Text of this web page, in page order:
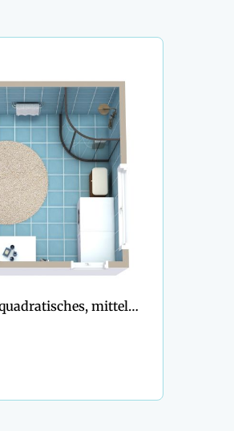
Grundriss für ein quadratisches, mittelgroßes Badezimmer